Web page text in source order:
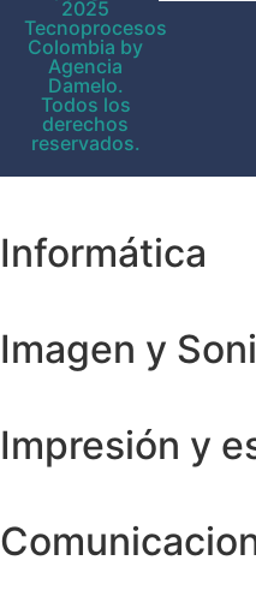
2025
Tecnoprocesos
Colombia by
Agencia
Damelo.
Todos los
derechos
reservados.
Informática
Imagen y
Impresión y